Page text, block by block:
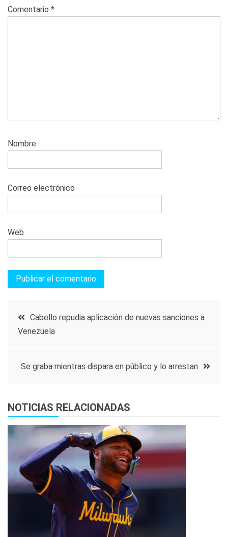
Comentario *
Nombre
Correo electrónico
Web
Navegación
entradas
Cabello repudia aplicación de nuevas sanciones a
Venezuela
Se graba mientras dispara en público y lo arrestan
NOTICIAS RELACIONADAS